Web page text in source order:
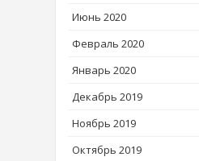
Июнь 2020
Февраль 2020
Январь 2020
Декабрь 2019
Ноябрь 2019
Октябрь 2019